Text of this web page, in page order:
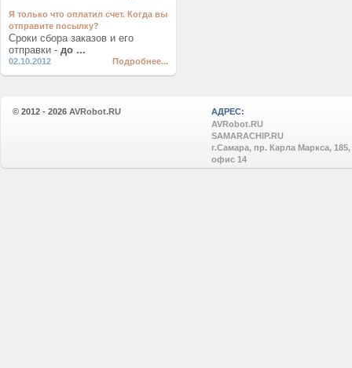
Я только что оплатил счет. Когда вы
отправите посылку?
Сроки сбора заказов и его
отправки - до ...
02.10.2012 Подробнее...
© 2012 - 2026 AVRobot.RU
АДРЕС:
AVRobot.RU
SAMARACHIP.RU
г.Самара, пр. Карла Маркса, 185,
офис 14